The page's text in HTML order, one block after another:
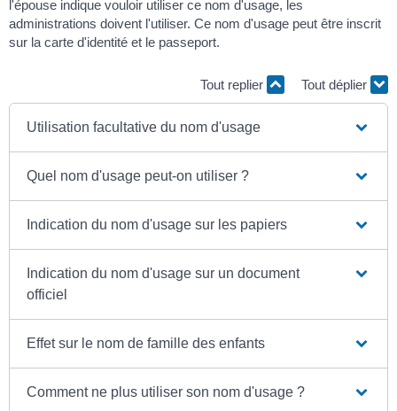
l'épouse indique vouloir utiliser ce nom d'usage, les
administrations doivent l'utiliser. Ce nom d'usage peut être inscrit
sur la carte d'identité et le passeport.
Tout replier Tout déplier
Utilisation facultative du nom d'usage
Quel nom d'usage peut-on utiliser ?
Indication du nom d'usage sur les papiers
Indication du nom d'usage sur un document
officiel
Effet sur le nom de famille des enfants
Comment ne plus utiliser son nom d'usage ?